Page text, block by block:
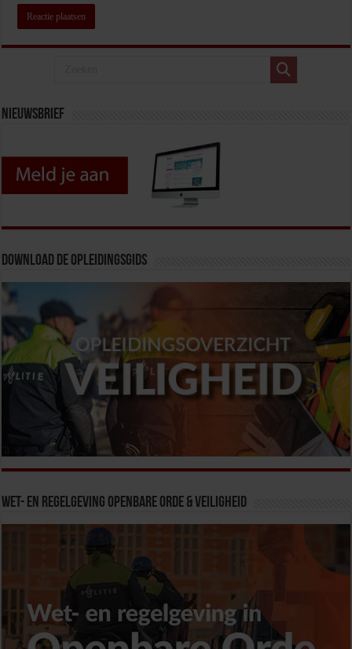
Nieuwsbrief
Download de opleidingsgids
Wet- en Regelgeving Openbare Orde & Veiligheid